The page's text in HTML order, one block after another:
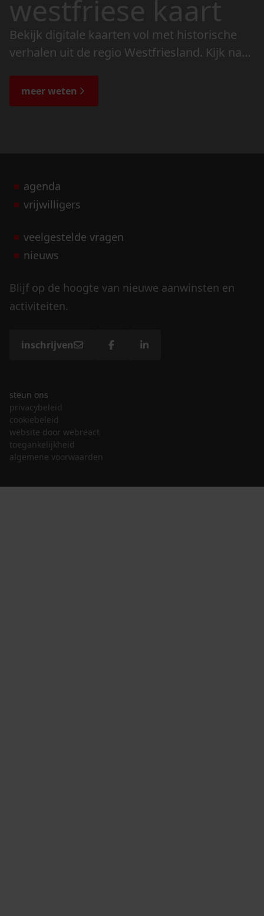
westfriese kaart
Bekijk digitale kaarten vol met historische
verhalen uit de regio Westfriesland. Kijk naar
de bijzondere verhalen.
meer weten
agenda
vrijwilligers
veelgestelde vragen
nieuws
Blijf op de hoogte van nieuwe aanwinsten en
activiteiten.
inschrijven
steun ons
privacybeleid
cookiebeleid
website door webreact
toegankelijkheid
algemene voorwaarden